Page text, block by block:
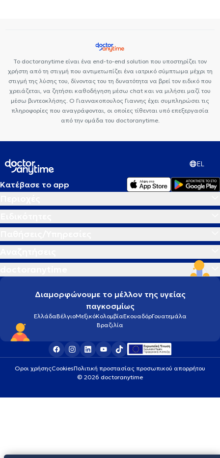
Το doctoranytime είναι ένα end-to-end solution που υποστηρίζει τον
χρήστη από τη στιγμή που αντιμετωπίζει ένα ιατρικό σύμπτωμα μέχρι τη
στιγμή της λύσης του, δίνοντας του τη δυνατότητα να βρεί τον ειδικό που
χρειάζεται, να ζητήσει καθοδήγηση μέσω chat και να μιλήσει μαζί του
μέσω βιντεοκλήσης. Ο Γιαννακοπουλος Γιαννης έχει συμπληρώσει τις
πληροφορίες που αναγράφονται, οι οποίες τίθενται υπό επεξεργασία
από την ομάδα του doctoranytime.
EL
Κατέβασε το app
Διαμορφώνουμε το μέλλον της υγείας
παγκοσμίως
ΕλλάδαΒέλγιοΜεξικόΚολομβίαΕκουαδόρΓουατεμάλα
Βραζιλία
Οροι χρήσηςCookiesΠολιτική προστασίας προσωπικού απορρήτου
© 2026 doctoranytime